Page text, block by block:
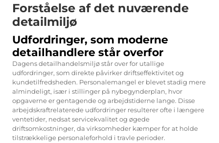
Forståelse af det nuværende
detailmiljø
Udfordringer, som moderne
detailhandlere står overfor
Dagens detailhandelsmiljø står over for utallige
udfordringer, som direkte påvirker driftseffektivitet og
kundetilfredsheden. Personalemangel er blevet stadig mere
almindeligt, især i stillinger på nybegynderplan, hvor
opgaverne er gentagende og arbejdstiderne lange. Disse
arbejdskraftrelaterede udfordringer resulterer ofte i længere
ventetider, nedsat servicekvalitet og øgede
driftsomkostninger, da virksomheder kæmper for at holde
tilstrækkelige personaleforhold i travle perioder.